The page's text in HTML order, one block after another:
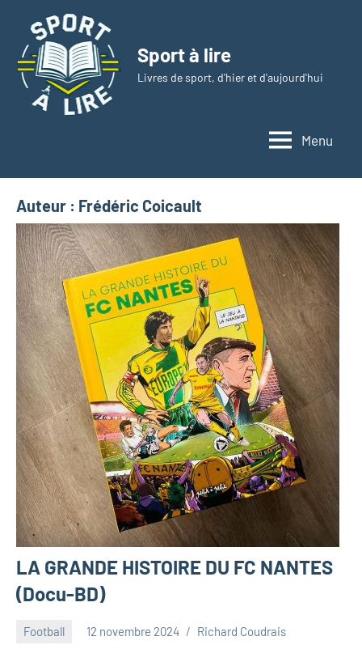
contenu
Sport à lire
Livres de sport, d'hier et d'aujourd'hui
Menu
Auteur : Frédéric Coicault
LA GRANDE HISTOIRE DU FC NANTES
(Docu-BD)
Football 12 novembre 2024 Richard Coudrais